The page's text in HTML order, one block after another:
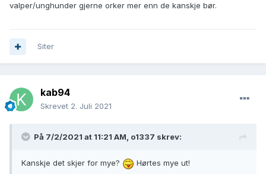
valper/unghunder gjerne orker mer enn de kanskje bør.
Siter
kab94
Skrevet 2. Juli 2021
På 7/2/2021 at 11:21 AM, o1337 skrev:
Kanskje det skjer for mye? Hørtes mye ut!